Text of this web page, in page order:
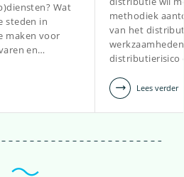
030-6069653
Gertjan.Medema@kwrwater.nl
bekijk profiel
Wat
steden in
maken voor
en…
methodiek
van het
distributierisico
Lees verder